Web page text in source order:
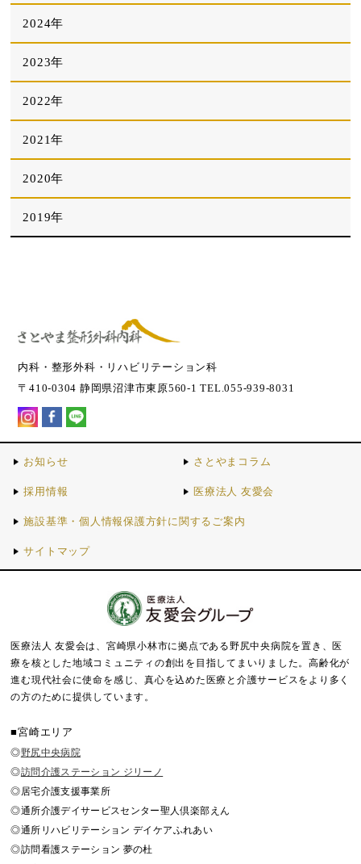
2024年
2023年
2022年
2021年
2020年
2019年
内科・整形外科・リハビリテーション科
〒410-0304 静岡県沼津市東原560-1 TEL.055-939-8031
お知らせ さとやまコラム
採用情報 医療法人 友愛会
施設基準・個人情報保護方針に関するご案内
サイトマップ
医療法人 友愛会は、宮崎県小林市に拠点である野尻中央病院を置き、医
療を核とした地域コミュニティの創出を目指してまいりました。高齢化が
進む現代社会に使命を感じ、真心を込めた医療と介護サービスをより多く
の方のために提供しています。
■宮崎エリア
◎野尻中央病院
◎訪問介護ステーション ジリーノ
◎居宅介護支援事業所
◎通所介護デイサービスセンター聖人倶楽部えん
◎通所リハビリテーション デイケアふれあい
◎訪問看護ステーション 夢の杜